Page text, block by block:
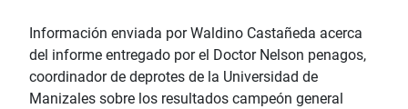
Información enviada por Waldino Castañeda acerca
del informe entregado por el Doctor Nelson penagos,
coordinador de deprotes de la Universidad de
Manizales sobre los resultados campeón general